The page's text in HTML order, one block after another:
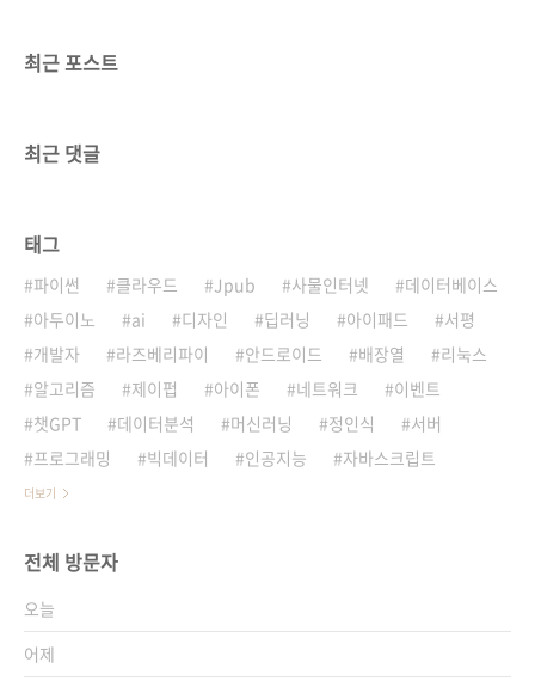
최근 포스트
최근 댓글
태그
파이썬 클라우드 Jpub 사물인터넷
데이터베이스
아두이노
ai 디자인 딥러닝 아이패드
서평
개발자
라즈베리파이 안드로이드 배장열
리눅스
알고리즘
제이펍 아이폰 네트워크
이벤트
챗GPT
데이터분석 머신러닝 정인식
서버
프로그래밍
빅데이터 인공지능 자바스크립트
더보기
전체 방문자
오늘
어제